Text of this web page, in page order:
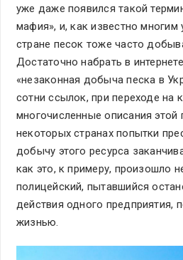
уже даже появился такой
мафия», и, как известно многим
стране песок тоже часто
Достаточно набрать в
«незаконная добыча песка в
сотни ссылок, при переходе на
многочисленные описания
некоторых странах попытки
добычу этого ресурса
как это, к примеру, произошло
полицейский, пытавшийся
действия одного предприятия,
жизнью.